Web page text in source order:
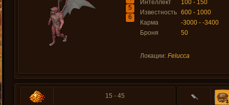
5
6
Интеллект
100 - 150
Известность 600 - 1000
Карма
-3000 - -3400
Броня
50
Локации: Felucca
15 - 45
4